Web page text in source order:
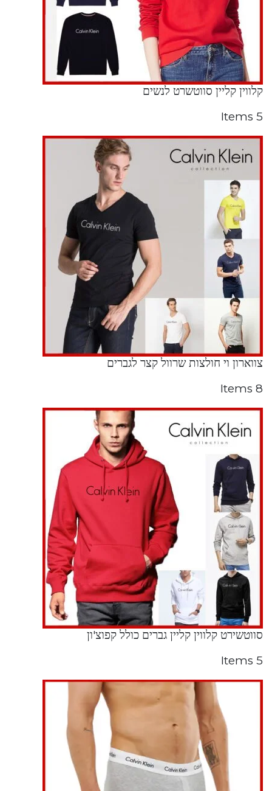
קלווין קליין סווטשרט לנשים
5 Items
צווארון וי חולצות שרוול קצר לגברים
8 Items
סווטשירט קלווין קליין גברים כולל קפוצ'ון
5 Items